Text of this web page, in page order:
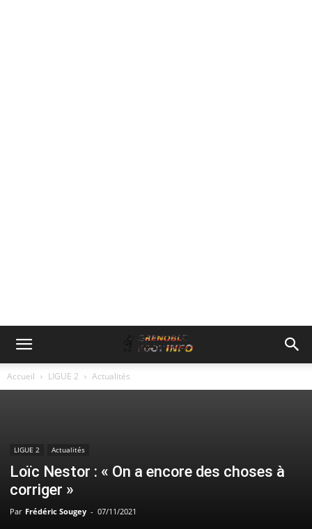
Accueil LIGUE 2 Actualités
LIGUE 2 Actualités
Loïc Nestor : « On a encore des choses à
corriger »
Par Frédéric Sougey - 07/11/2021